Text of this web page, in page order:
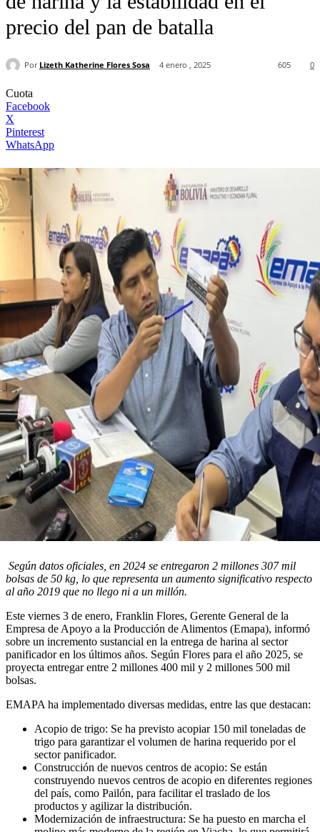
precio del pan de batalla
Por Lizeth Katherine Flores Sosa 4 enero , 2025 0
605
Cuota
Facebook
X
Pinterest
WhatsApp
Según datos oficiales, en 2024 se entregaron 2 millones 307 mil
bolsas de 50 kg, lo que representa un aumento significativo respecto
al año 2019 que no llego ni a un millón.
Este viernes 3 de enero, Franklin Flores, Gerente General de la
Empresa de Apoyo a la Producción de Alimentos (Emapa), informó
sobre un incremento sustancial en la entrega de harina al sector
panificador en los últimos años. Según Flores para el año 2025, se
proyecta entregar entre 2 millones 400 mil y 2 millones 500 mil
bolsas.
EMAPA ha implementado diversas medidas, entre las que destacan:
Acopio de trigo: Se ha previsto acopiar 150 mil toneladas de
trigo para garantizar el volumen de harina requerido por el
sector panificador.
Construcción de nuevos centros de acopio: Se están
construyendo nuevos centros de acopio en diferentes regiones
del país, como Pailón, para facilitar el traslado de los
productos y agilizar la distribución.
Modernización de infraestructura: Se ha puesto en marcha el